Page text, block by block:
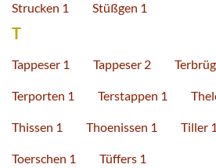
Strucken 1 Stüßgen 1
T
Tappeser 1 Tappeser 2
Terporten 1 Terstappen 1
Thissen 1 Thoenissen 1 Tiller 1
Toerschen 1 Tüffers 1